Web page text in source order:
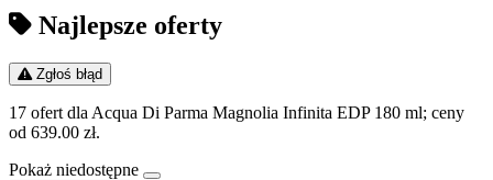
Najlepsze oferty
Zgłoś błąd
17 ofert dla Acqua Di Parma Magnolia Infinita EDP 180 ml; ceny
od 639.00 zł.
Pokaż niedostępne